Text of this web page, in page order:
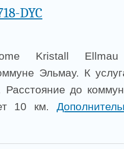
DYC
Kristall
Эльмау. К
Расстояние до
10 км.